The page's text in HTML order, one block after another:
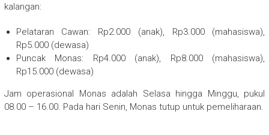
kalangan:
Pelataran Cawan: Rp2.000 (anak), Rp3.000 (mahasiswa),
Rp5.000 (dewasa)
Puncak Monas: Rp4.000 (anak), Rp8.000 (mahasiswa),
Rp15.000 (dewasa)
Jam operasional Monas adalah Selasa hingga Minggu, pukul
08.00 – 16.00. Pada hari Senin, Monas tutup untuk pemeliharaan.